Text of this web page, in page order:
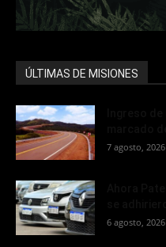
ÚLTIMAS DE MISIONES
7 agosto, 2026
6 agosto, 2026